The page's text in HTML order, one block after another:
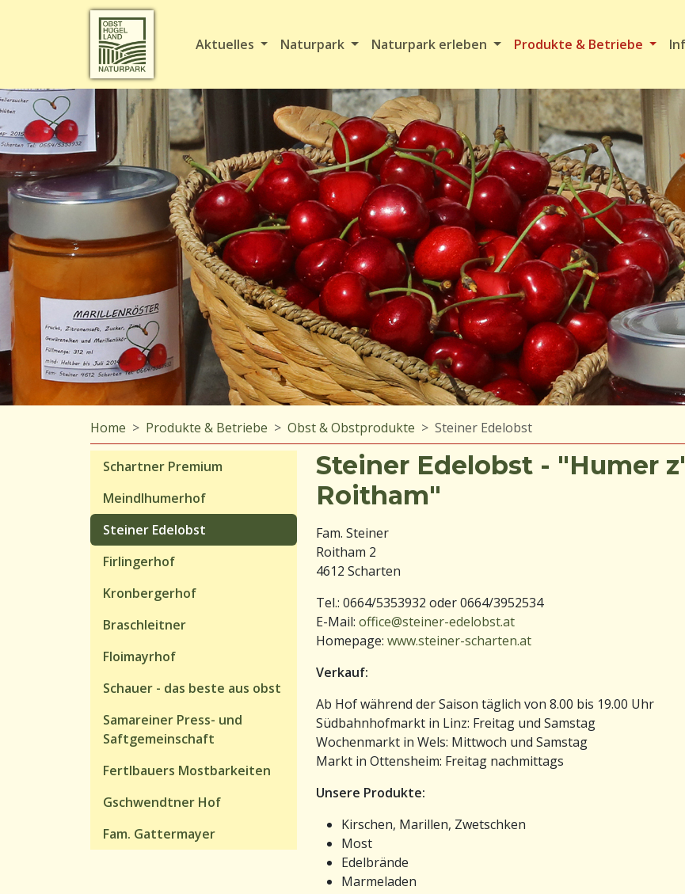
Aktuelles Naturpark Naturpark erleben Produkte & Betriebe
Home Produkte & Betriebe Obst & Obstprodukte Steiner Edelobst
Schartner Premium
Meindlhumerhof
Steiner Edelobst
Firlingerhof
Kronbergerhof
Braschleitner
Floimayrhof
Schauer - das beste aus obst
Samareiner Press- und
Saftgemeinschaft
Fertlbauers Mostbarkeiten
Gschwendtner Hof
Fam. Gattermayer
Steiner Edelobst - "Humer z'
Roitham"
Fam. Steiner
Roitham 2
4612 Scharten
Tel.: 0664/5353932 oder 0664/3952534
E-Mail: office@steiner-edelobst.at
Homepage: www.steiner-scharten.at
Verkauf:
Ab Hof während der Saison täglich von 8.00 bis 19.00 Uhr
Südbahnhofmarkt in Linz: Freitag und Samstag
Wochenmarkt in Wels: Mittwoch und Samstag
Markt in Ottensheim: Freitag nachmittags
Unsere Produkte:
Kirschen, Marillen, Zwetschken
Most
Edelbrände
Marmeladen